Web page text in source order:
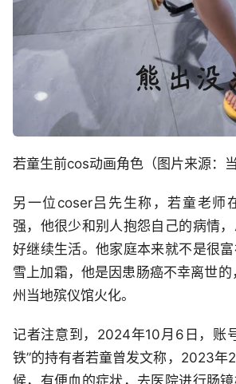
若童生前cos动画角色（图片来源：
另一位coser吕先生称，若童老师
强，他很少和别人抱怨自己的病情
好继续生活。他家庭本来就不是很
雪上加霜，他是因患肠癌不幸离世
州当地殡仪馆火化。
记者注意到，2024年10月6日，账
铁”的持有者若童曾发文称，2023年